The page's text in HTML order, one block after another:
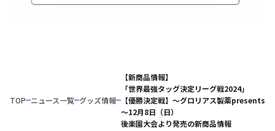
TOP ニュース一覧 グッズ情報
【新商品情報】
「世界最強タッグ決定リーグ戦2024」
【優勝決定戦】～グロリアス製薬presents
～12月8日（日）
後楽園大会より発売の新商品情報